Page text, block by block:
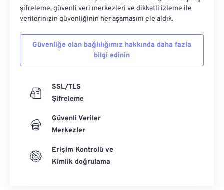
şifreleme, güvenli veri merkezleri ve dikkatli izleme ile
verilerinizin güvenliğinin her aşamasını ele aldık.
Güvenliğe olan bağlılığımız hakkında daha fazla
bilgi edinin
SSL/TLS
Şifreleme
Güvenli Veriler
Merkezler
Erişim Kontrolü ve
Kimlik doğrulama